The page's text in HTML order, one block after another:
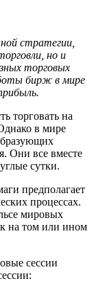
стратегии,
но и
торговых
бирж в мире
торговать на
в мире
Они все вместе
сутки.
предполагает
процессах.
мировых
на том или ином
сессии